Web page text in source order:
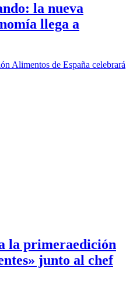
la nueva
llega a
Alimentos de España celebrará
la primeraedición
junto al chef